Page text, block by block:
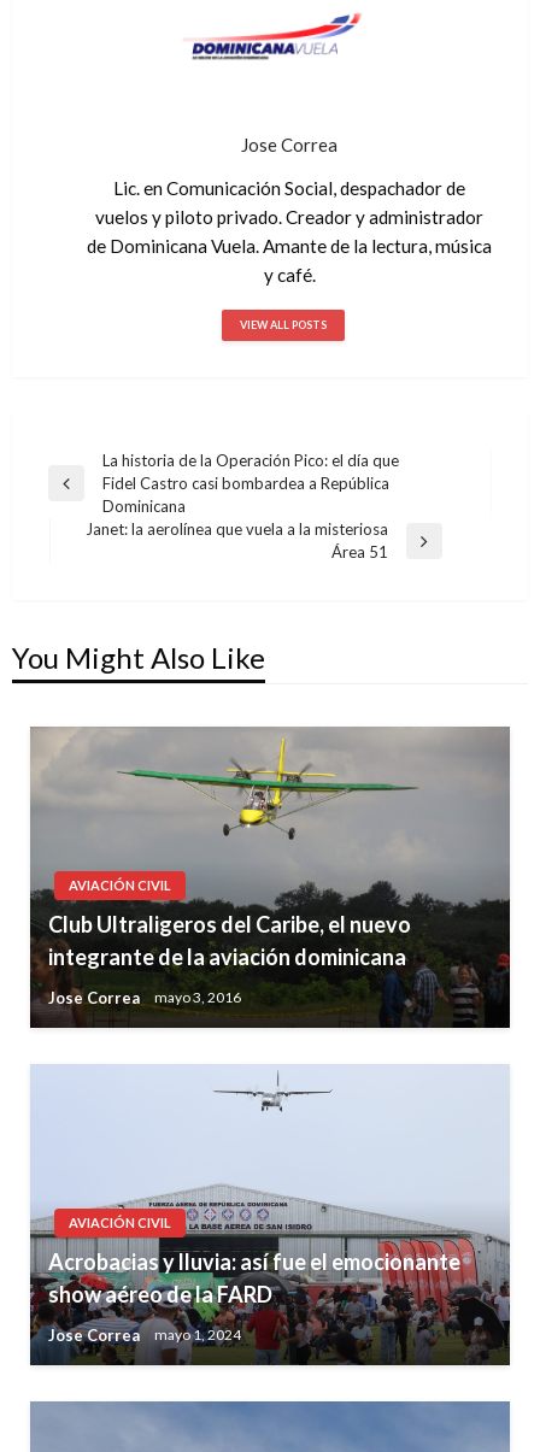
Jose Correa
Lic. en Comunicación Social, despachador de
vuelos y piloto privado. Creador y administrador
de Dominicana Vuela. Amante de la lectura, música
y café.
VIEW ALL POSTS
Navegación
entradas
Previous
La historia de la Operación Pico: el día que
Fidel Castro casi bombardea a República
Dominicana
Janet: la aerolínea que vuela a la misteriosa
Área 51
You Might Also Like
AVIACIÓN CIVIL
Club Ultraligeros del Caribe, el nuevo
integrante de la aviación dominicana
Jose Correa mayo 3, 2016
AVIACIÓN CIVIL
Acrobacias y lluvia: así fue el emocionante
show aéreo de la FARD
Jose Correa mayo 1, 2024